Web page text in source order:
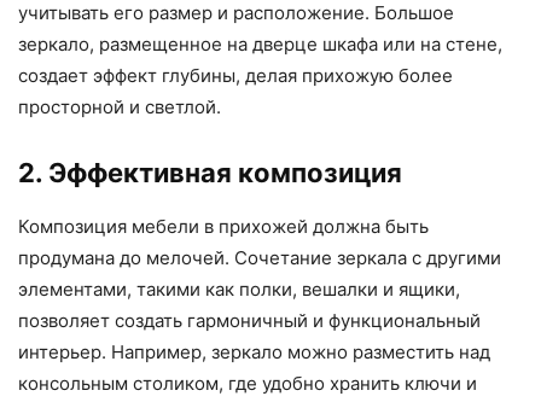
учитывать его размер и расположение. Большое
зеркало, размещенное на дверце шкафа или на стене,
создает эффект глубины, делая прихожую более
просторной и светлой.
2. Эффективная композиция
Композиция мебели в прихожей должна быть
продумана до мелочей. Сочетание зеркала с другими
элементами, такими как полки, вешалки и ящики,
позволяет создать гармоничный и функциональный
интерьер. Например, зеркало можно разместить над
консольным столиком, где удобно хранить ключи и